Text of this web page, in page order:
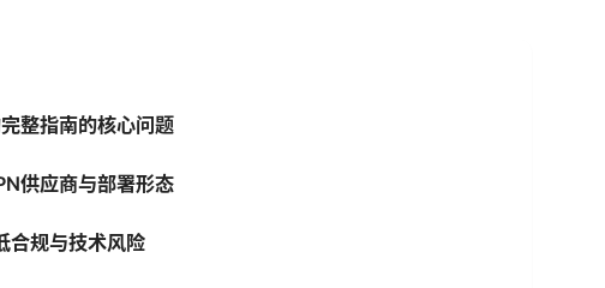
整指南的核心问题
供应商与部署形态
规与技术风险